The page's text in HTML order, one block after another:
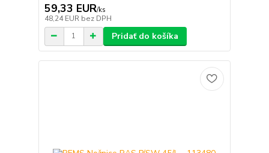
59,33 EUR/ks
48,24 EUR bez DPH
Pridať do košíka